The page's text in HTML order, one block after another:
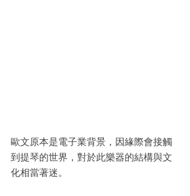
歐文原本是電子業背景，因緣際會接觸
到提琴的世界，對於此樂器的結構與文
化相當著迷。